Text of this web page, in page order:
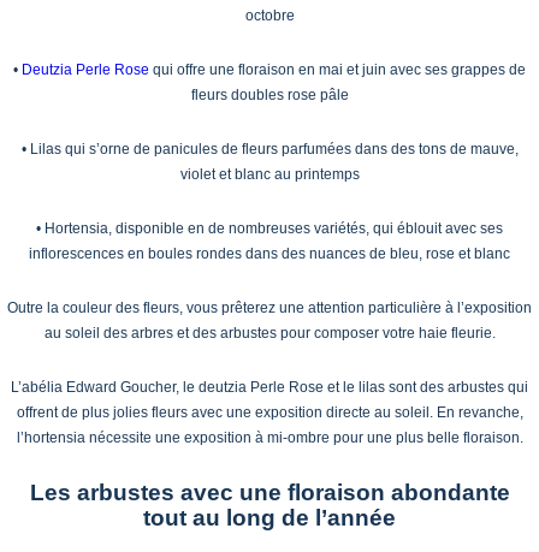
octobre
• Deutzia Perle Rose qui offre une floraison en mai et juin avec ses grappes de
fleurs doubles rose pâle
• Lilas qui s’orne de panicules de fleurs parfumées dans des tons de mauve,
violet et blanc au printemps
• Hortensia, disponible en de nombreuses variétés, qui éblouit avec ses
inflorescences en boules rondes dans des nuances de bleu, rose et blanc
Outre la couleur des fleurs, vous prêterez une attention particulière à l’exposition
au soleil des arbres et des arbustes pour composer votre haie fleurie.
L’abélia Edward Goucher, le deutzia Perle Rose et le lilas sont des arbustes qui
offrent de plus jolies fleurs avec une exposition directe au soleil. En revanche,
l’hortensia nécessite une exposition à mi-ombre pour une plus belle floraison.
Les arbustes avec une floraison abondante
tout au long de l’année